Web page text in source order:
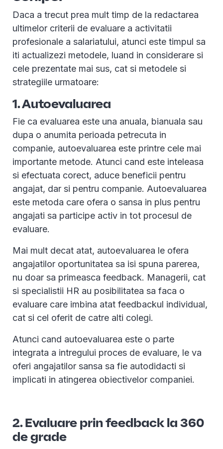
Daca a trecut prea mult timp de la redactarea
ultimelor criterii de evaluare a activitatii
profesionale a salariatului, atunci este timpul sa
iti actualizezi metodele, luand in considerare si
cele prezentate mai sus, cat si metodele si
strategiile urmatoare:
1. Autoevaluarea
Fie ca evaluarea este una anuala, bianuala sau
dupa o anumita perioada petrecuta in
companie, autoevaluarea este printre cele mai
importante metode. Atunci cand este inteleasa
si efectuata corect, aduce beneficii pentru
angajat, dar si pentru companie. Autoevaluarea
este metoda care ofera o sansa in plus pentru
angajati sa participe activ in tot procesul de
evaluare.
Mai mult decat atat, autoevaluarea le ofera
angajatilor oportunitatea sa isi spuna parerea,
nu doar sa primeasca feedback. Managerii, cat
si specialistii HR au posibilitatea sa faca o
evaluare care imbina atat feedbackul individual,
cat si cel oferit de catre alti colegi.
Atunci cand autoevaluarea este o parte
integrata a intregului proces de evaluare, le va
oferi angajatilor sansa sa fie autodidacti si
implicati in atingerea obiectivelor companiei.
2. Evaluare prin feedback la 360
de grade